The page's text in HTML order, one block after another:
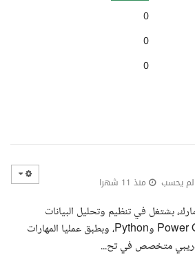
0
0
0
لم يحسب منذ 11 شهرا
بشتغل في تنظيم وتحليل البيانات
باستخدام Excel وPower Query وPython، وبطبق عمليا المهارات
تدريبي متخصص في تح...